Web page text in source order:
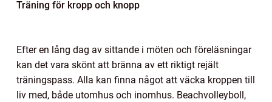
Träning för kropp och knopp
Efter en lång dag av sittande i möten och föreläsningar
kan det vara skönt att bränna av ett riktigt rejält
träningspass. Alla kan finna något att väcka kroppen till
liv med, både utomhus och inomhus. Beachvolleyboll,